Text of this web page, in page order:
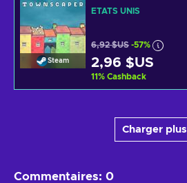
Steam
ÉTATS UNIS
6,92 $US -57%
2,96 $US
11% Cashback
Charger plus
Commentaires: 0